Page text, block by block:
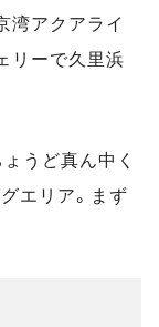
湾アクアライ
リーで久里浜
うど真ん中く
エリア。まず